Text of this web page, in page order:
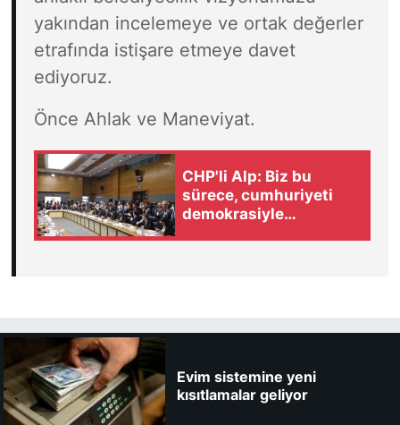
yakından incelemeye ve ortak değerler
etrafında istişare etmeye davet
ediyoruz.
Önce Ahlak ve Maneviyat.
CHP'li Alp: Biz bu
sürece, cumhuriyeti
demokrasiyle
Evim sistemine yeni
kısıtlamalar geliyor